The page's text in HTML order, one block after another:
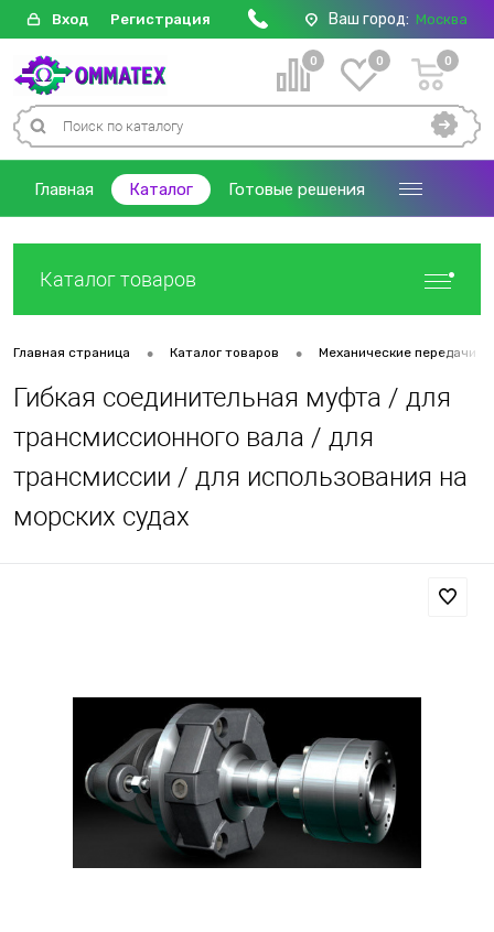
Вход Регистрация Ваш город: Москва
0 0 0
Главная Каталог Готовые решения
Каталог товаров
Главная страница • Каталог товаров • Механические передачи
Гибкая соединительная муфта / для
трансмиссионного вала / для
трансмиссии / для использования на
морских судах